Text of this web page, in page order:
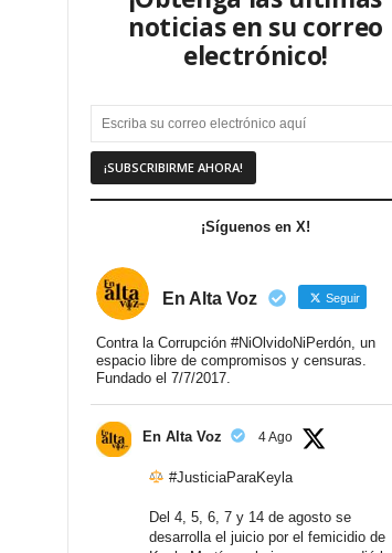
noticias en su correo
electrónico!
¡Síguenos en X!
En Alta Voz Seguir
Contra la Corrupción #NiOlvidoNiPerdón, un
espacio libre de compromisos y censuras.
Fundado el 7/7/2017.
En Alta Voz 4 Ago
#JusticiaParaKeyla
Del 4, 5, 6, 7 y 14 de agosto se
desarrolla el juicio por el femicidio de